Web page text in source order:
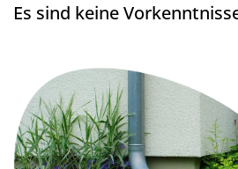
Es sind keine